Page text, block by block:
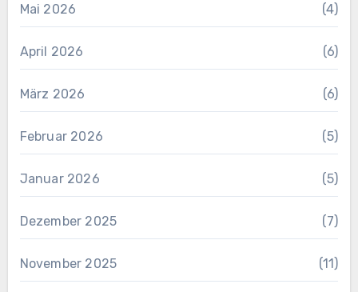
Mai 2026 (4)
April 2026 (6)
März 2026 (6)
Februar 2026 (5)
Januar 2026 (5)
Dezember 2025 (7)
November 2025 (11)